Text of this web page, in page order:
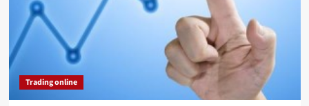
per
risparmiare
sull’assicurazione
Trading online